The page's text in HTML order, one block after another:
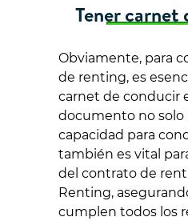
Tener
Obviamente, para
de renting, es
carnet de conducir
documento no solo
capacidad para
también es vital
del contrato de
Renting,
cumplen todos los